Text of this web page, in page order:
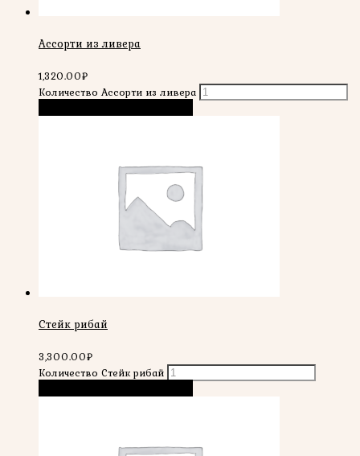
Ассорти из ливера
1,320.00₽
Количество Ассорти из ливера
Стейк рибай
3,300.00₽
Количество Стейк рибай